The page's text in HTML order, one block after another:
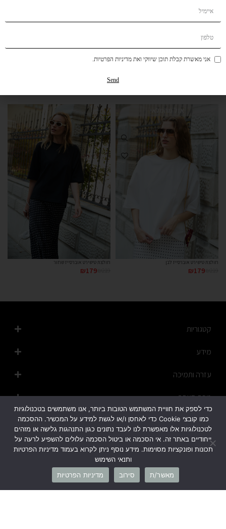
הוסף לרשימת המשאלות
תיאור קצר
החזרות והחלפות
חולצת טישירט אוברסייז לבן
₪179
חולצת טישירט אוברסייז שחור
₪179
קטגוריות
מידע
עזרה ותמיכה
מפת האתר
1700-50-20-45
כדי לספק את חוויית המשתמש הטובות ביותר, אנו משתמשים בטכנולוגיות
כמו קובצי Cookie כדי לאחסן ו/או לגשת למידע על המכשיר. ההסכמה
לטכנולוגיות אלו מאפשרת לנו לעבד נתונים כגון התנהגות גלישה או מזהים
ייחודיים באתר זה. אי הסכמה או ביטול הסכמה עלולים להשפיע לרעה על
תכונות ופונקציות מסוימות. מידע נוסף ניתן לקרוא בעמוד מדיניות הפרטיות
ותנאי השימוש
מאשר/ת
סירוב מדיניות הפרטיות
אני מאשרת קבלת תוכן שיווקי ואת מדיניות הפרטיות.
Send